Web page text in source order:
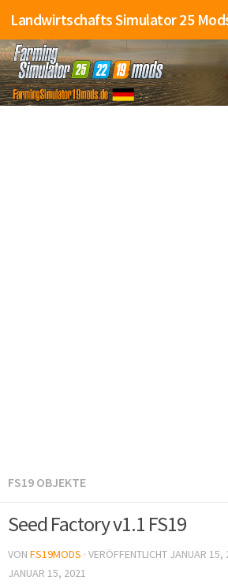
FS19 OBJEKTE
Seed Factory v1.1 FS19
VON FS19MODS · VERÖFFENTLICHT JANUAR 15,
JANUAR 15, 2021